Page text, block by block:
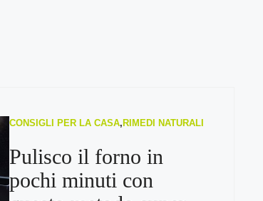
CONSIGLI PER LA CASA, RIMEDI NATURALI
Pulisco il forno in
pochi minuti con